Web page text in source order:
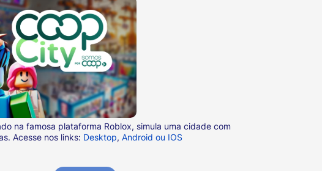
na famosa plataforma Roblox, simula uma cidade com
Acesse nos links: Desktop, Android ou IOS